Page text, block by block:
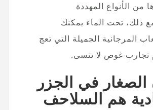
من الأنواع المهددة
ذلك، تحت الماء يمكنك
المرجانية الجميلة التي تعج
تجارب غوص لا تنسى.
في الجزر
هم السلاحف